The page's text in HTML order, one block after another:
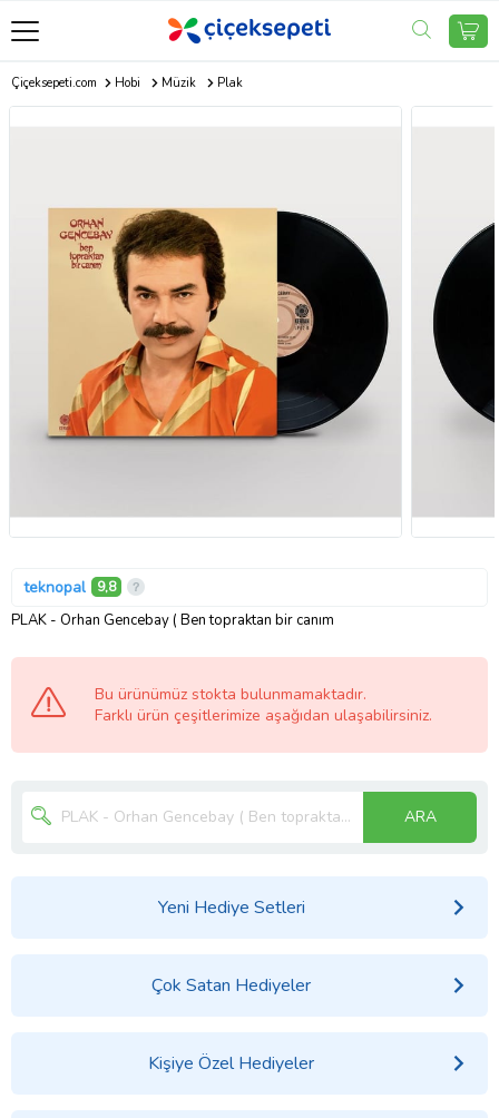
Çiçeksepeti.com Hobi Müzik Plak
teknopal 9,8
PLAK - Orhan Gencebay ( Ben topraktan bir canım
Bu ürünümüz stokta bulunmamaktadır.
Farklı ürün çeşitlerimize aşağıdan ulaşabilirsiniz.
ARA
Yeni Hediye Setleri
Çok Satan Hediyeler
Kişiye Özel Hediyeler